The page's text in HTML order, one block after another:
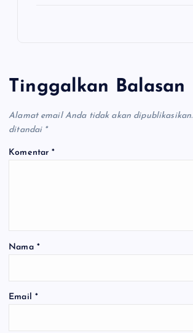
Tinggalkan Balasan
Alamat email Anda tidak akan dipublikasikan.
ditandai *
Komentar*
Nama *
Email *